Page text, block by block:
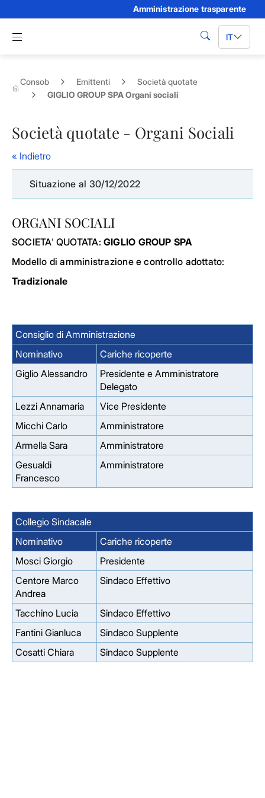
Amministrazione trasparente
Apri menu di navigazione
cerca IT
Consob Emittenti
Società quotate
GIGLIO GROUP SPA Organi sociali
Società quotate - Organi Sociali
« Indietro
Situazione al 30/12/2022
ORGANI SOCIALI
SOCIETA' QUOTATA: GIGLIO GROUP SPA
Modello di amministrazione e controllo adottato:
Tradizionale
Consiglio di Amministrazione
Nominativo
Cariche ricoperte
Giglio Alessandro
Presidente e Amministratore
Delegato
Lezzi Annamaria
Vice Presidente
Micchi Carlo
Amministratore
Armella Sara
Amministratore
Gesualdi
Francesco
Amministratore
Collegio Sindacale
Nominativo
Cariche ricoperte
Mosci Giorgio
Presidente
Centore Marco
Andrea
Sindaco Effettivo
Tacchino Lucia
Sindaco Effettivo
Fantini Gianluca
Sindaco Supplente
Cosatti Chiara
Sindaco Supplente